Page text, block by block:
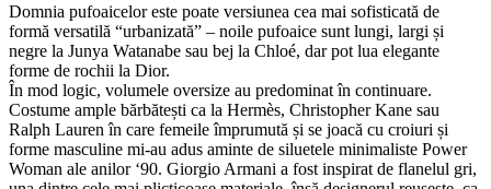
Domnia pufoaicelor este poate versiunea cea mai sofisticată de
formă versatilă “urbanizată” – noile pufoaice sunt lungi, largi și
negre la Junya Watanabe sau bej la Chloé, dar pot lua elegante
forme de rochii la Dior.
În mod logic, volumele oversize au predominat în continuare.
Costume ample bărbătești ca la Hermès, Christopher Kane sau
Ralph Lauren în care femeile împrumută și se joacă cu croiuri și
forme masculine mi-au adus aminte de siluetele minimaliste Power
Woman ale anilor ‘90. Giorgio Armani a fost inspirat de flanelul gri,